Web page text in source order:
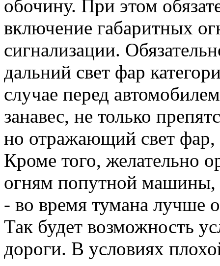
обочину. При этом
включение габаритных
сигнализации.
дальний свет фар
случае перед
занавес, не только
но отражающий свет фар,
Кроме того, желательно
огням попутной
- во время тумана лучше
Так будет возможность
дороги. В условиях